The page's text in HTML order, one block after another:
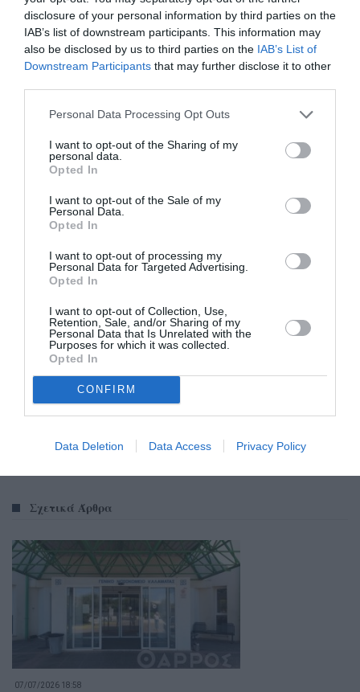
disclosure of your personal information by third parties on the
IAB’s list of downstream participants. This information may
also be disclosed by us to third parties on the IAB’s List of
Downstream Participants that may further disclose it to other
Personal Data Processing Opt Outs
I want to opt-out of the Sharing of my
personal data.
Opted In
I want to opt-out of the Sale of my
Personal Data.
Opted In
I want to opt-out of processing my
Personal Data for Targeted Advertising.
Opted In
I want to opt-out of Collection, Use,
Retention, Sale, and/or Sharing of my
Personal Data that Is Unrelated with the
Purposes for which it was collected.
Opted In
CONFIRM
Data Deletion Data Access Privacy Policy
Σχετικά Άρθρα
07/07/2026 18:58